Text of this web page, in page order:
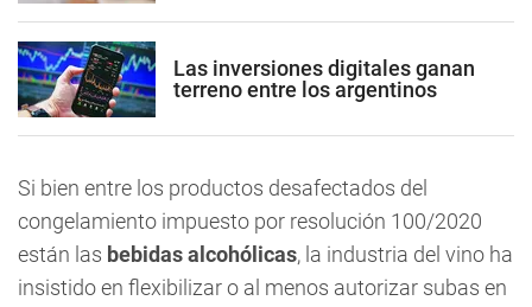
Las inversiones digitales ganan
terreno entre los argentinos
Si bien entre los productos desafectados del
congelamiento impuesto por resolución 100/2020
están las bebidas alcohólicas, la industria del vino ha
insistido en flexibilizar o al menos autorizar subas en